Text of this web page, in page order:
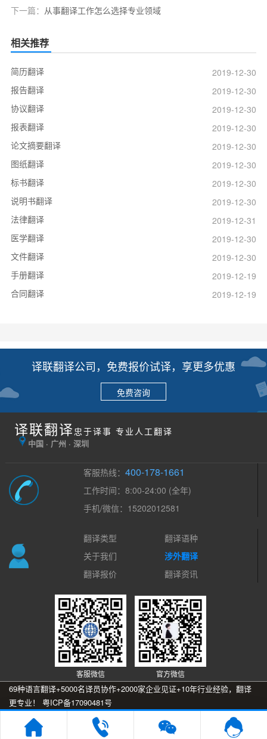
下一篇： 从事翻译工作怎么选择专业领域
相关推荐
简历翻译
2019-12-30
报告翻译
2019-12-30
协议翻译
2019-12-30
报表翻译
2019-12-30
论文摘要翻译
2019-12-30
图纸翻译
2019-12-30
标书翻译
2019-12-30
说明书翻译
2019-12-30
法律翻译
2019-12-31
医学翻译
2019-12-30
文件翻译
2019-12-30
手册翻译
2019-12-19
合同翻译
2019-12-19
译联翻译公司，免费报价试译，享更多优惠
免费咨询

译联翻译 忠于译事 专业人工翻译
中国 · 广州 · 深圳
客服热线：400-178-1661
工作时间：8:00-24:00 (全年)
手机/微信：15202012581
翻译类型
翻译语种
关于我们
涉外翻译
翻译报价
翻译资讯
客服微信 官方微信
69种语言翻译+5000名译员协作+2000家企业见证+10年行业经验，翻译
更专业！ 粤ICP备17090481号